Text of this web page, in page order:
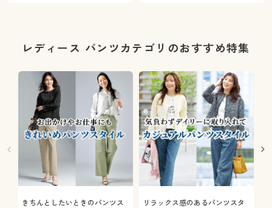
レディース パンツカテゴリのおすすめ特集
きちんとしたいときのパンツス
リラックス感のあるパンツスタ